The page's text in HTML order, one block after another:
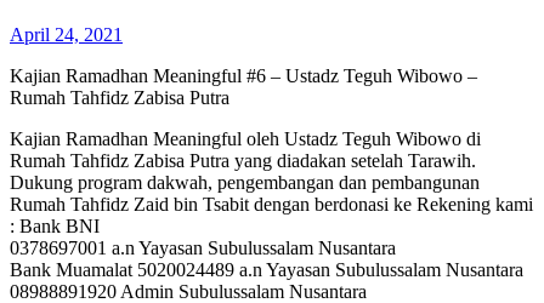
April 24, 2021
Kajian Ramadhan Meaningful #6 – Ustadz Teguh Wibowo –
Rumah Tahfidz Zabisa Putra
Kajian Ramadhan Meaningful oleh Ustadz Teguh Wibowo di
Rumah Tahfidz Zabisa Putra yang diadakan setelah Tarawih.
Dukung program dakwah, pengembangan dan pembangunan
Rumah Tahfidz Zaid bin Tsabit dengan berdonasi ke Rekening kami
: Bank BNI
0378697001 a.n Yayasan Subulussalam Nusantara
Bank Muamalat 5020024489 a.n Yayasan Subulussalam Nusantara
08988891920 Admin Subulussalam Nusantara